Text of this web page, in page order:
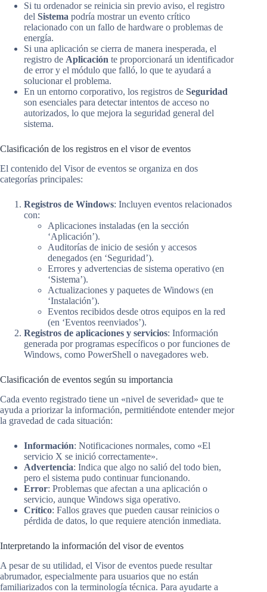
Si tu ordenador se reinicia sin previo aviso, el registro
del Sistema podría mostrar un evento crítico
relacionado con un fallo de hardware o problemas de
energía.
Si una aplicación se cierra de manera inesperada, el
registro de Aplicación te proporcionará un identificador
de error y el módulo que falló, lo que te ayudará a
solucionar el problema.
En un entorno corporativo, los registros de Seguridad
son esenciales para detectar intentos de acceso no
autorizados, lo que mejora la seguridad general del
sistema.
Clasificación de los registros en el visor de eventos
El contenido del Visor de eventos se organiza en dos
categorías principales:
Registros de Windows: Incluyen eventos relacionados
con:
Aplicaciones instaladas (en la sección
‘Aplicación’).
Auditorías de inicio de sesión y accesos
denegados (en ‘Seguridad’).
Errores y advertencias de sistema operativo (en
‘Sistema’).
Actualizaciones y paquetes de Windows (en
‘Instalación’).
Eventos recibidos desde otros equipos en la red
(en ‘Eventos reenviados’).
Registros de aplicaciones y servicios: Información
generada por programas específicos o por funciones de
Windows, como PowerShell o navegadores web.
Clasificación de eventos según su importancia
Cada evento registrado tiene un «nivel de severidad» que te
ayuda a priorizar la información, permitiéndote entender mejor
la gravedad de cada situación:
Información: Notificaciones normales, como «El
servicio X se inició correctamente».
Advertencia: Indica que algo no salió del todo bien,
pero el sistema pudo continuar funcionando.
Error: Problemas que afectan a una aplicación o
servicio, aunque Windows siga operativo.
Crítico: Fallos graves que pueden causar reinicios o
pérdida de datos, lo que requiere atención inmediata.
Interpretando la información del visor de eventos
A pesar de su utilidad, el Visor de eventos puede resultar
abrumador, especialmente para usuarios que no están
familiarizados con la terminología técnica. Para ayudarte a